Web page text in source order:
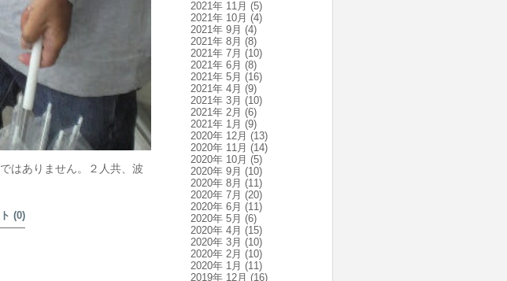
はありません。２人共、波
(0)
2021年 11月 (5)
2021年 10月 (4)
2021年 9月 (4)
2021年 8月 (8)
2021年 7月 (10)
2021年 6月 (8)
2021年 5月 (16)
2021年 4月 (9)
2021年 3月 (10)
2021年 2月 (6)
2021年 1月 (9)
2020年 12月 (13)
2020年 11月 (14)
2020年 10月 (5)
2020年 9月 (10)
2020年 8月 (11)
2020年 7月 (20)
2020年 6月 (11)
2020年 5月 (6)
2020年 4月 (15)
2020年 3月 (10)
2020年 2月 (10)
2020年 1月 (11)
2019年 12月 (16)